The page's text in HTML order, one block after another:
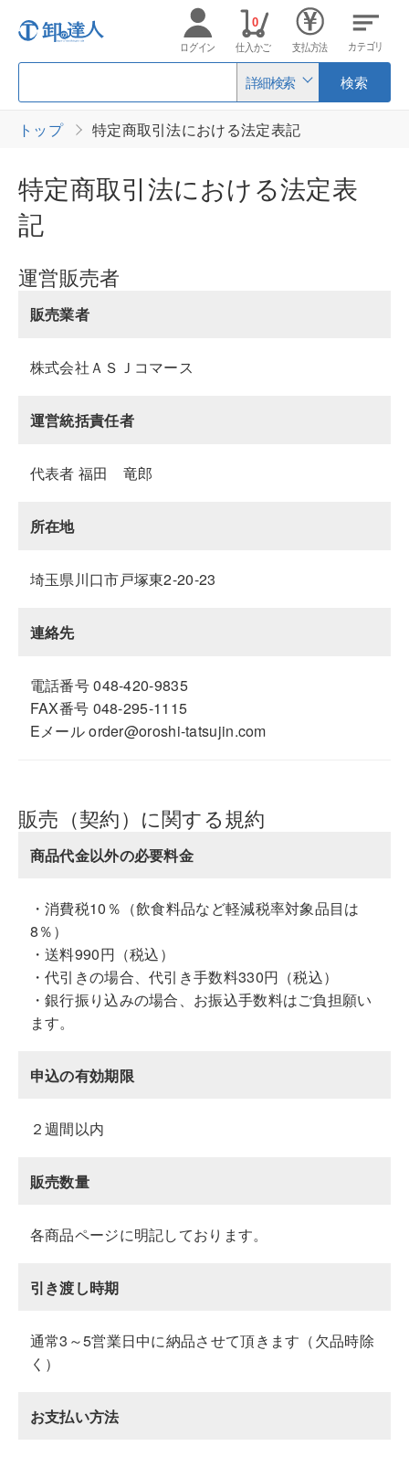
詳細検索 検索
ログイン 仕入かご
0
支払方法 カテゴリ
トップ 特定商取引法における法定表記
特定商取引法における法定表
記
運営販売者
販売業者
株式会社ＡＳＪコマース
運営統括責任者
代表者 福田 竜郎
所在地
埼玉県川口市戸塚東2-20-23
連絡先
電話番号 048-420-9835
FAX番号 048-295-1115
Eメール order@oroshi-tatsujin.com
販売（契約）に関する規約
商品代金以外の必要料金
・消費税10％（飲食料品など軽減税率対象品目は
8％）
・送料990円（税込）
・代引きの場合、代引き手数料330円（税込）
・銀行振り込みの場合、お振込手数料はご負担願い
ます。
申込の有効期限
２週間以内
販売数量
各商品ページに明記しております。
引き渡し時期
通常3～5営業日中に納品させて頂きます（欠品時除
く）
お支払い方法